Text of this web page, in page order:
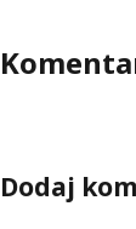
Dodaj